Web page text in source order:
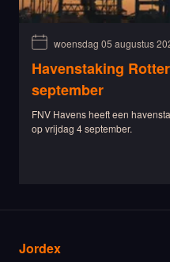
woensdag 05 augustus
Havenstaking
september
FNV Havens heeft een
op vrijdag 4 september.
Jordex